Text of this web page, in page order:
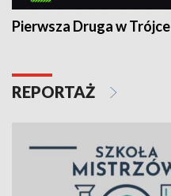
Pierwsza Druga w Trójce
REPORTAŻ